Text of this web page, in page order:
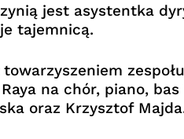
jest asystentka
tajemnicą.
na chór, piano,
oraz Krzysztof